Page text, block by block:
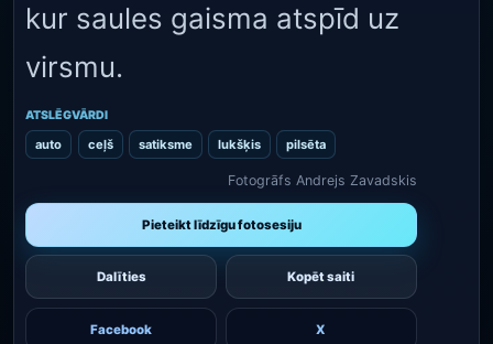
kur saules gaisma atspīd uz
virsmu.
ATSLĒGVĀRDI
auto ceļš satiksme lukšķis pilsēta
Fotogrāfs Andrejs Zavadskis
Pieteikt līdzīgu fotosesiju
Dalīties Kopēt saiti
Facebook X